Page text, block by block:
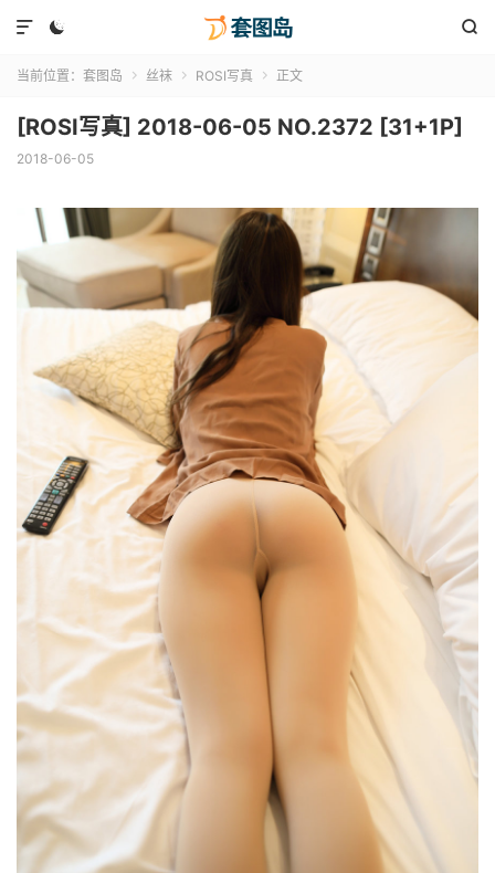
 

当前位置： 套图岛  丝袜  ROSI写真  正文
[ROSI写真] 2018-06-05 NO.2372 [31+1P]
2018-06-05